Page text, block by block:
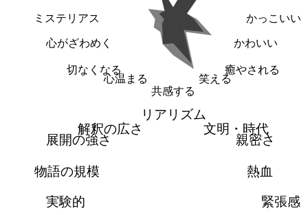
かっこいい
かわいい
癒やされる
笑える
共感する
心温まる
切なくなる
心がざわめく
ミステリアス
リアリズム
文明・時代
親密さ
熱血
緊張感
実験的
物語の規模
展開の強さ
解釈の広さ